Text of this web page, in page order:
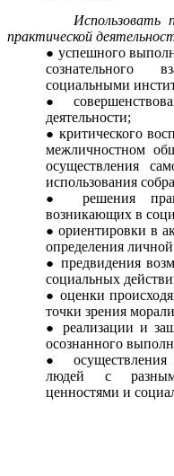
Использовать
практической
успешного
сознательного
социальными
деятельности;
критического
межличностном
осуществления
использования
решения
возникающих в
ориентировки в
определения
предвидения
социальных
оценки
точки зрения
реализации и
осознанного
людей с
ценностями и